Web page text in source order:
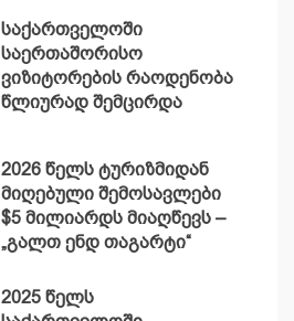
საქართველოში
საერთაშორისო
ვიზიტორების რაოდენობა
წლიურად შემცირდა
2026 წელს ტურიზმიდან
მიღებული შემოსავლები
$5 მილიარდს მიაღწევს –
„გალთ ენდ თაგარტი“
2025 წელს